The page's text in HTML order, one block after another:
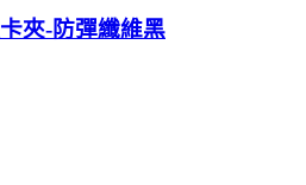
夾-防彈纖維黑